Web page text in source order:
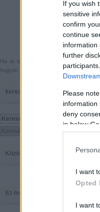
If you wish
sensitive
confirm
continue
information
further
Please
information
deny
in below
I want
Opted
I want
Ha te is küldenél egy végigjátszást,
hogyan, hova, mikor, kivel és miért,
keresés
Közösség
Ez megy